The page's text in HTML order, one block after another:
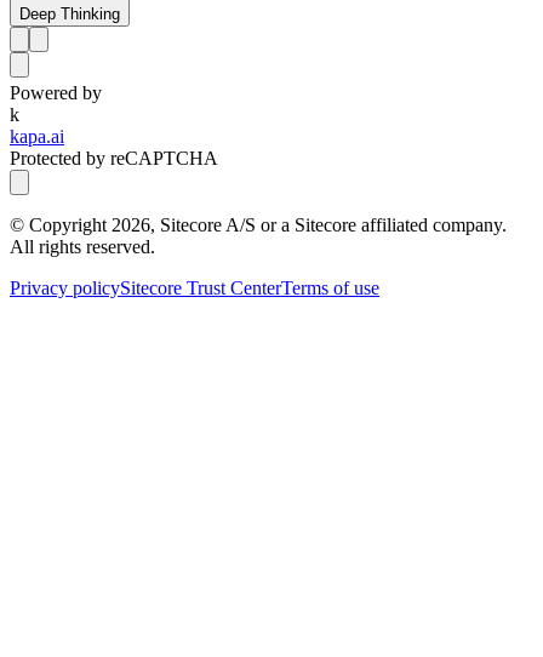
Deep Thinking
Powered by
k
kapa.ai
Protected by reCAPTCHA
© Copyright2026, Sitecore A/S or a Sitecore affiliated company.
All rights reserved.
Privacy policySitecore Trust CenterTerms of use